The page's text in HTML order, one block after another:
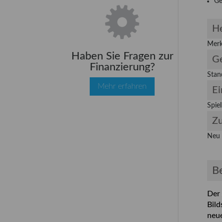
Neu
Haben Sie Fragen zur
Finanzierung?
Mehr erfahren